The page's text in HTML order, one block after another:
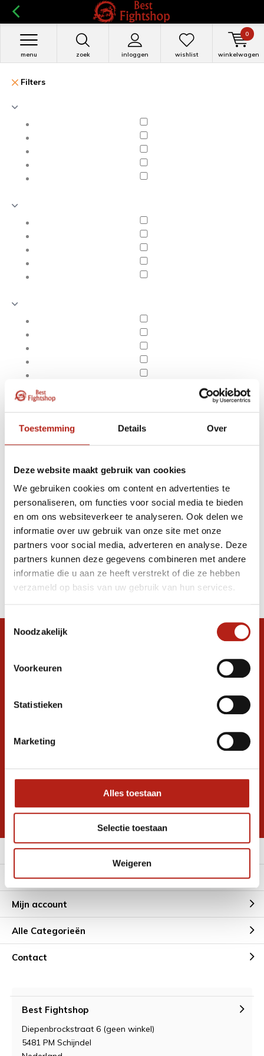
Toestemming Details Over
Deze website maakt gebruik van cookies
We gebruiken cookies om content en advertenties te
personaliseren, om functies voor social media te bieden
en om ons websiteverkeer te analyseren. Ook delen we
informatie over uw gebruik van onze site met onze
partners voor social media, adverteren en analyse. Deze
partners kunnen deze gegevens combineren met andere
informatie die u aan ze heeft verstrekt of die ze hebben
verzameld op basis van uw gebruik van hun services.
Toestemmingsselectie
Noodzakelijk
Voorkeuren
Statistieken
Marketing
Alles toestaan
Selectie toestaan
Weigeren
zoek inloggen
menu wishlist winkelwagen
0
Filters
Apply filters
Producten getagd met
Aqua Punching Bag 21"
zwart/zilver
Producten
Filter
Stel je vraag in de chat, en we helpen je
graag verder. 24/7
Volg ons
promoties
* Lees hier de wettelijke beperkingen
Meer informatie
Klantenservice
Mijn account
Alle Categorieën
Contact
Best Fightshop
Diepenbrockstraat 6 (geen winkel)
5481 PM Schijndel